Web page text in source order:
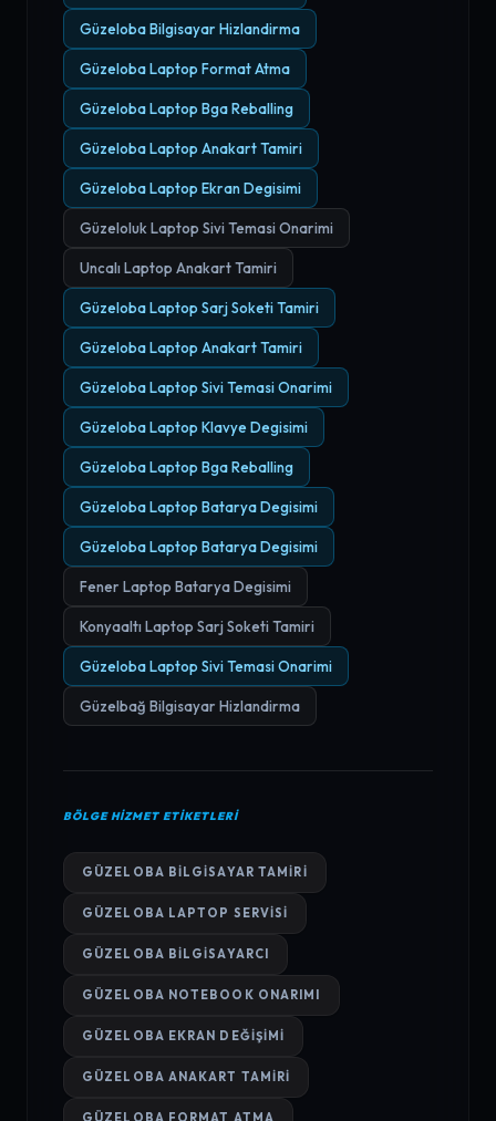
Güzeloba Bilgisayar Hizlandirma
Güzeloba Laptop Format Atma
Güzeloba Laptop Bga Reballing
Güzeloba Laptop Anakart Tamiri
Güzeloba Laptop Ekran Degisimi
Güzeloluk Laptop Sivi Temasi Onarimi
Uncalı Laptop Anakart Tamiri
Güzeloba Laptop Sarj Soketi Tamiri
Güzeloba Laptop Anakart Tamiri
Güzeloba Laptop Sivi Temasi Onarimi
Güzeloba Laptop Klavye Degisimi
Güzeloba Laptop Bga Reballing
Güzeloba Laptop Batarya Degisimi
Güzeloba Laptop Batarya Degisimi
Fener Laptop Batarya Degisimi
Konyaaltı Laptop Sarj Soketi Tamiri
Güzeloba Laptop Sivi Temasi Onarimi
Güzelbağ Bilgisayar Hizlandirma
BÖLGE HIZMET ETIKETLERI
GÜZELOBA BILGISAYAR TAMIRI
GÜZELOBA LAPTOP SERVISI
GÜZELOBA BILGISAYARCI
GÜZELOBA NOTEBOOK ONARIMI
GÜZELOBA EKRAN DEĞIŞIMI
GÜZELOBA ANAKART TAMIRI
GÜZELOBA FORMAT ATMA